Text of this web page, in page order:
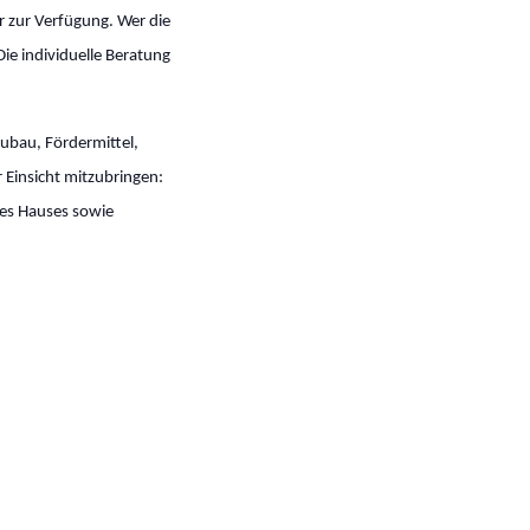
zur Verfügung. Wer die
individuelle Beratung
Fördermittel,
Einsicht mitzubringen:
Hauses sowie